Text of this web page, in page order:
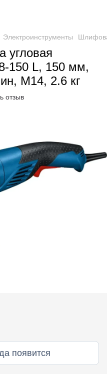
Электроинструменты
150 L, 150 мм,
М14, 2.6 кг
отзыв
появится